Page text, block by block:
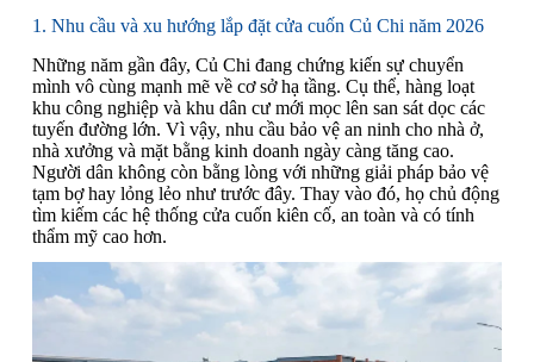
1. Nhu cầu và xu hướng lắp đặt cửa cuốn Củ Chi năm 2026
Những năm gần đây, Củ Chi đang chứng kiến sự chuyển
mình vô cùng mạnh mẽ về cơ sở hạ tầng. Cụ thể, hàng loạt
khu công nghiệp và khu dân cư mới mọc lên san sát dọc các
tuyến đường lớn. Vì vậy, nhu cầu bảo vệ an ninh cho nhà ở,
nhà xưởng và mặt bằng kinh doanh ngày càng tăng cao.
Người dân không còn bằng lòng với những giải pháp bảo vệ
tạm bợ hay lỏng lẻo như trước đây. Thay vào đó, họ chủ động
tìm kiếm các hệ thống cửa cuốn kiên cố, an toàn và có tính
thẩm mỹ cao hơn.